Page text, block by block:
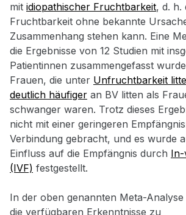
mit idiopathischer Fruchtbarkeit, d. h.
Fruchtbarkeit ohne bekannte
Zusammenhang stehen kann. Eine
die Ergebnisse von 12 Studien mit
Patientinnen zusammengefasst
Frauen, die unter Unfruchtbarkeit
deutlich häufiger an BV litten als
schwanger waren. Trotz dieses
nicht mit einer geringeren
Verbindung gebracht, und es wurde
Einfluss auf die Empfängnis durch In-
(IVF) festgestellt.
In der oben genannten Meta-
die verfügbaren Erkenntnisse zu